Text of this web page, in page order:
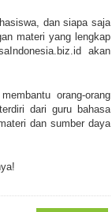
dan siapa saja
materi yang lengkap
akan
orang-orang
dari guru bahasa
dan sumber daya